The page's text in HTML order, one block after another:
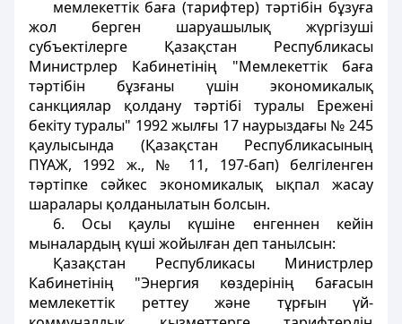
мемлекеттік баға (тарифтер) тәртібін бұзуға
жол берген шаруашылық жүргiзушi
субъектiлерге Қазақстан Республикасы
Министрлер Кабинетінің "Мемлекеттік баға
тәртібін бұзғаны үшiн экономикалық
санкциялар қолдану тәртібі туралы Ереженi
бекіту туралы" 1992 жылғы 17 наурыздағы № 245
қаулысында (Қазақстан Республикасының
ПҮАЖ, 1992 ж., № 11, 197-бап) белгiленген
тәртiпке сәйкес экономикалық ықпал жасау
шаралары қолданылатын болсын.
6. Осы қаулы күшiне енгеннен кейiн
мыналардың күшi жойылған деп танылсын:
Қазақстан Республикасы Министрлер
Кабинетінің "Энергия көздерiнiң бағасын
мемлекеттік реттеу және тұрғын үй-